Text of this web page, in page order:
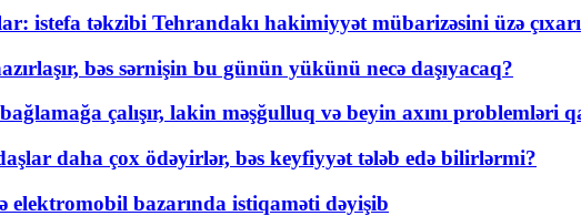
istefa təkzibi Tehrandakı hakimiyyət mübarizəsini üzə
bəs sərnişin bu günün yükünü necə daşıyacaq?
çalışır, lakin məşğulluq və beyin axını problemləri
daha çox ödəyirlər, bəs keyfiyyət tələb edə bilirlərmi?
elektromobil bazarında istiqaməti dəyişib